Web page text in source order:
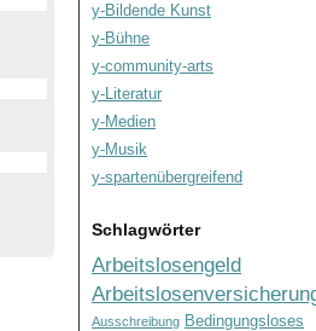
y-Bildende Kunst
y-Bühne
y-community-arts
y-Literatur
y-Medien
y-Musik
y-spartenübergreifend
Schlagwörter
Arbeitslosengeld
Ausschreibung Bedingungsloses